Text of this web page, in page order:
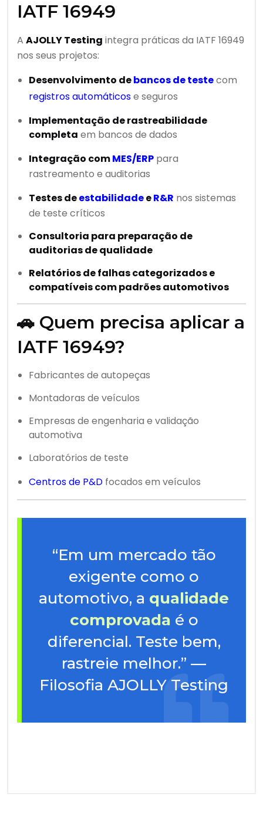
IATF 16949
A AJOLLY Testing integra práticas da IATF 16949
nos seus projetos:
Desenvolvimento debancos de testecom
registros automáticose seguros
Implementação de rastreabilidade
completa em bancos de dados
Integração comMES/ERP para
rastreamento e auditorias
Testes deestabilidadeeR&R nos sistemas
de teste críticos
Consultoria para preparação de
auditorias de qualidade
Relatórios de falhas categorizados e
compatíveis com padrões automotivos
🚗 Quem precisa aplicar a
IATF 16949?
Fabricantes de autopeças
Montadoras de veículos
Empresas de engenharia e validação
automotiva
Laboratórios de teste
Centros de P&D focados em veículos
“Em um mercado tão
exigente como o
automotivo, a qualidade
comprovada é o
diferencial. Teste bem,
rastreie melhor.” —
Filosofia AJOLLY Testing